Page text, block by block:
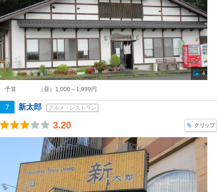
4
予算 （昼）1,000～1,999円
7 新太郎 グルメ・レストラン
3.20 クリップ